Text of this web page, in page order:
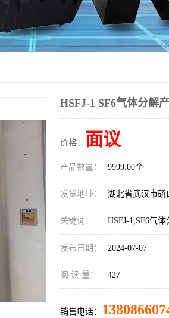
HSFJ-1 SF6气体分解
价格： 面议
产品数量： 9999.00个
发货地址： 湖北省武汉市硚
关键词： HSFJ-1,SF6气
发布日期： 2024-07-07
阅 读 量： 427
销售电话：